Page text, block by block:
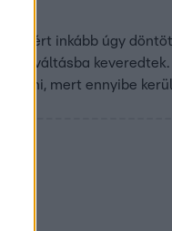
ezért inkább úgy
szóváltásba
mert ennyibe